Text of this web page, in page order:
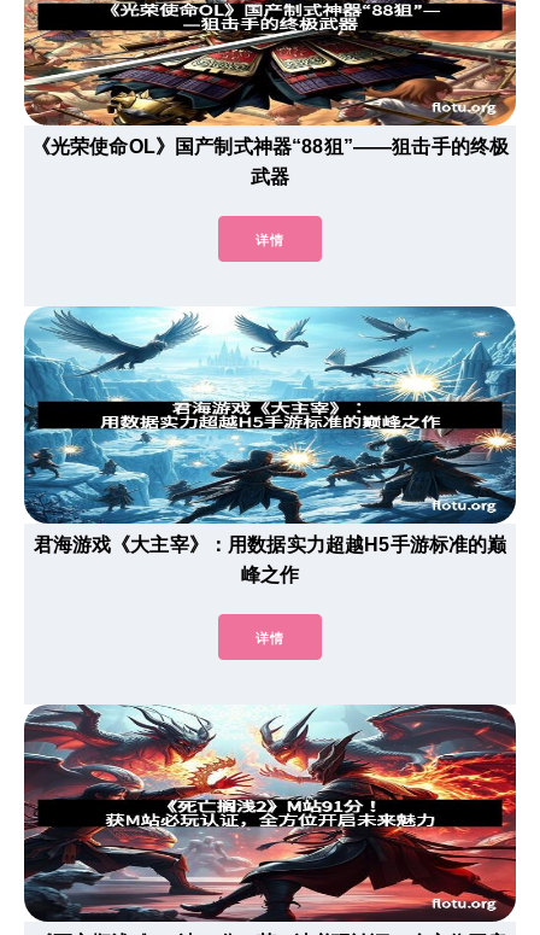
《光荣使命OL》国产制式神器“88狙”——狙击手的终极
武器
详情
君海游戏《大主宰》：用数据实力超越H5手游标准的巅
峰之作
详情